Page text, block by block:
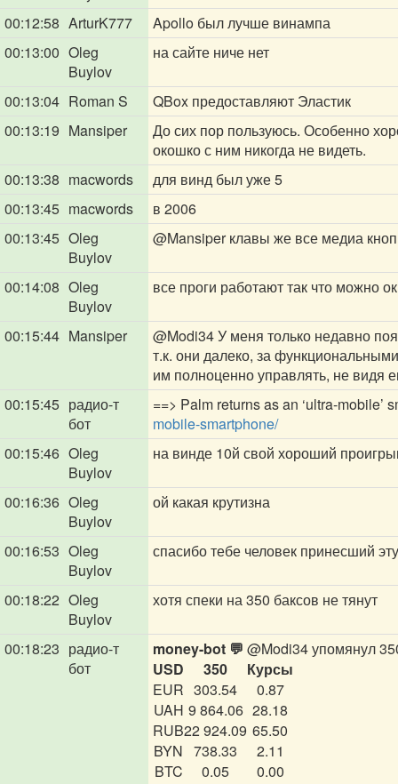
00:12:58 ArturK777
Apollo был лучше винампа
00:13:00 Oleg
Buylov
на сайте ниче нет
00:13:04 Roman S
QBox предоставляют Эластик
00:13:19 Mansiper
До сих пор пользуюсь. Особенно
окошко с ним никогда не видеть.
00:13:38 macwords
для винд был уже 5
00:13:45 macwords
в 2006
00:13:45 Oleg
Buylov
@Mansiperклавы же все медиа
00:14:08 Oleg
Buylov
все проги работают так что можно
00:15:44 Mansiper @Modi34У меня только недавно
т.к. они далеко, за
им полноценно управлять, не видя
00:15:45 радио-т
бот
==> Palm returns as an ‘ultra-mobile’
mobile-smartphone/
00:15:46 Oleg
Buylov
на винде 10й свой хороший
00:16:36 Oleg
Buylov
ой какая крутизна
00:16:53 Oleg
Buylov
спасибо тебе человек принесший
00:18:22 Oleg
Buylov
хотя спеки на 350 баксов не тянут
00:18:23 радио-т
бот
money-bot 💬 @Modi34упомянул
USD
350
Курсы
EUR 303.54
0.87
UAH 9 864.06 28.18
RUB22 924.09 65.50
BYN 738.33
2.11
BTC
0.05
0.00